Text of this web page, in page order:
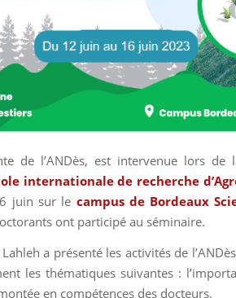
de l’ANDès, est intervenue lors
internationale de recherche
juin sur le campus de Bordeaux
ont participé au séminaire.
a présenté les activités de
les thématiques suivantes :
en compétences des docteurs.